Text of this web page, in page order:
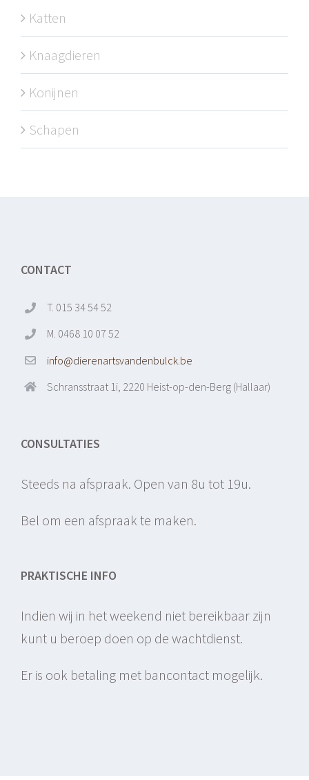
Katten
Knaagdieren
Konijnen
Schapen
CONTACT
T. 015 34 54 52
M. 0468 10 07 52
info@dierenartsvandenbulck.be
Schransstraat 1i, 2220 Heist-op-den-Berg (Hallaar)
CONSULTATIES
Steeds na afspraak. Open van 8u tot 19u.
Bel om een afspraak te maken.
PRAKTISCHE INFO
Indien wij in het weekend niet bereikbaar zijn
kunt u beroep doen op de wachtdienst.
Er is ook betaling met bancontact mogelijk.